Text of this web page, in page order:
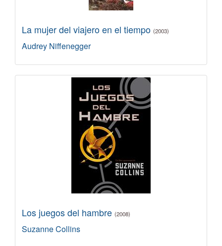
La mujer del viajero en el tiempo (2003)
Audrey Niffenegger
Los juegos del hambre (2008)
Suzanne Collins